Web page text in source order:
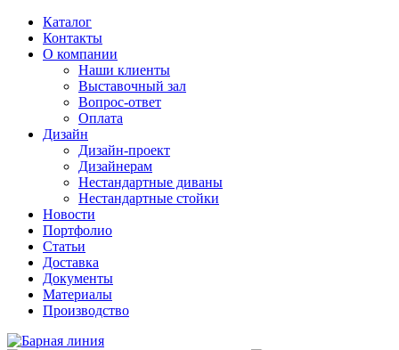
Каталог
Контакты
О компании
Наши клиенты
Выставочный зал
Вопрос-ответ
Оплата
Дизайн
Дизайн-проект
Дизайнерам
Нестандартные диваны
Нестандартные стойки
Новости
Портфолио
Статьи
Доставка
Документы
Материалы
Производство